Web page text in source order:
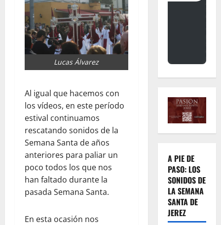
Lucas Álvarez
Al igual que hacemos con
los vídeos, en este período
estival continuamos
rescatando sonidos de la
Semana Santa de años
anteriores para paliar un
poco todos los que nos
han faltado durante la
pasada Semana Santa.
En esta ocasión nos
A PIE DE
PASO: LOS
SONIDOS DE
LA SEMANA
SANTA DE
JEREZ